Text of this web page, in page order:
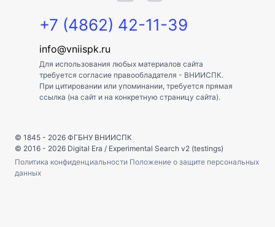
+7 (4862) 42-11-39
info@vniispk.ru
Для использования любых материалов сайта
требуется согласие правообладателя - ВНИИСПК.
При цитировании или упоминании, требуется прямая
ссылка (на сайт и на конкретную страницу сайта).
© 1845 - 2026 ФГБНУ ВНИИСПК
© 2016 - 2026 Digital Era / Experimental Search v2 (testings)
Политика конфиденциальности Положение о защите персональных
данных